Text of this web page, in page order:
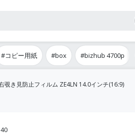
#コピー用紙 #box #bizhub 4700p
覗き見防止フィルム ZE4LN 14.0インチ(16:9)